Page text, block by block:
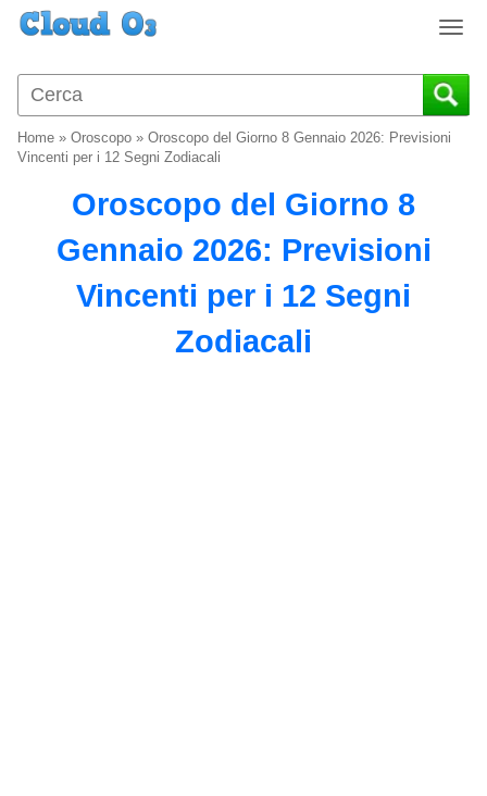
T
g
g
Home » Oroscopo » Oroscopo del Giorno 8 Gennaio 2026: Previsioni
Vincenti per i 12 Segni Zodiacali
Oroscopo del Giorno 8
Gennaio 2026: Previsioni
Vincenti per i 12 Segni
Zodiacali